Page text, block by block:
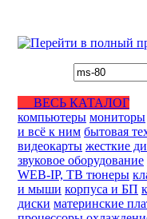
ВЕСЬ КАТАЛОГ
компьютеры мониторы
и всё к ним бытовая
видеокарты жесткие
звуковое оборудование
WEB-IP, ТВ тюнеры
и мыши корпуса и БП
диски материнские